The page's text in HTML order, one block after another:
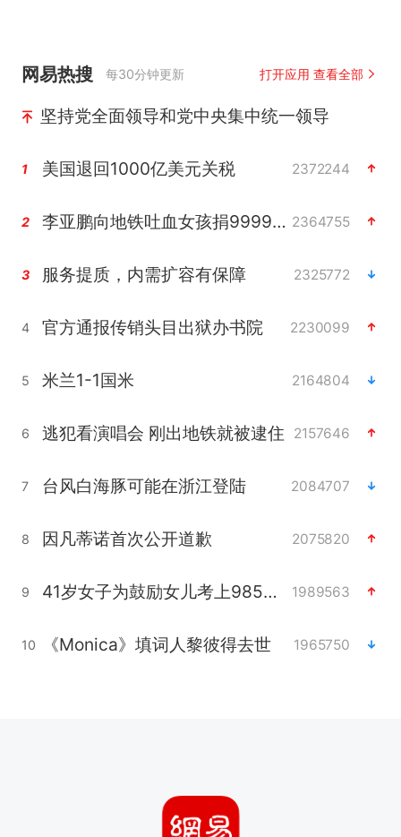
网易热搜 每30分钟更新 打开应用 查看全部
坚持党全面领导和党中央集中统一领导
1 美国退回1000亿美元关税 2372244
2 李亚鹏向地铁吐血女孩捐99999元 2364755
3 服务提质，内需扩容有保障 2325772
4 官方通报传销头目出狱办书院 2230099
5 米兰1-1国米 2164804
6 逃犯看演唱会 刚出地铁就被逮住 2157646
7 台风白海豚可能在浙江登陆 2084707
8 因凡蒂诺首次公开道歉 2075820
9 41岁女子为鼓励女儿考上985研究生 1989563
10 《Monica》填词人黎彼得去世 1965750